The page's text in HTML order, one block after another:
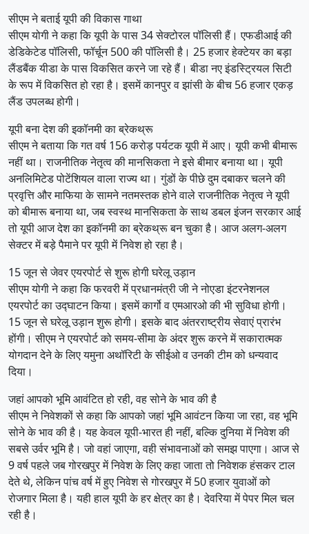
सीएम ने बताई यूपी की विकास गाथा
सीएम योगी ने कहा कि यूपी के पास 34 सेक्टोरल पॉलिसी हैं। एफडीआई की
डेडिकेटेड पॉलिसी, फॉर्चून 500 की पॉलिसी है। 25 हजार हेक्टेयर का बड़ा
लैंडबैंक यीडा के पास विकसित करने जा रहे हैं। बीडा नए इंडस्ट्रियल सिटी
के रूप में विकसित हो रहा है। इसमें कानपुर व झांसी के बीच 56 हजार एकड़
लैंड उपलब्ध होगी।
यूपी बना देश की इकॉनमी का ब्रेकथ्रू
सीएम ने बताया कि गत वर्ष 156 करोड़ पर्यटक यूपी में आए। यूपी कभी बीमारू
नहीं था। राजनीतिक नेतृत्व की मानसिकता ने इसे बीमार बनाया था। यूपी
अनलिमिटेड पोटेंशियल वाला राज्य था। गुंडों के पीछे दुम दबाकर चलने की
प्रवृत्ति और माफिया के सामने नतमस्तक होने वाले राजनीतिक नेतृत्व ने यूपी
को बीमारू बनाया था, जब स्वस्थ मानसिकता के साथ डबल इंजन सरकार आई
तो यूपी आज देश का इकॉनमी का ब्रेकथ्रू बन चुका है। आज अलग-अलग
सेक्टर में बड़े पैमाने पर यूपी में निवेश हो रहा है।
15 जून से जेवर एयरपोर्ट से शुरू होगी घरेलू उड़ान
सीएम योगी ने कहा कि फरवरी में प्रधानमंत्री जी ने नोएडा इंटरनेशनल
एयरपोर्ट का उद्घाटन किया। इसमें कार्गो व एमआरओ की भी सुविधा होगी।
15 जून से घरेलू उड़ान शुरू होगी। इसके बाद अंतरराष्ट्रीय सेवाएं प्रारंभ
होंगी। सीएम ने एयरपोर्ट को समय-सीमा के अंदर शुरू करने में सकारात्मक
योगदान देने के लिए यमुना अथॉरिटी के सीईओ व उनकी टीम को धन्यवाद
दिया।
जहां आपको भूमि आवंटित हो रही, वह सोने के भाव की है
सीएम ने निवेशकों से कहा कि आपको जहां भूमि आवंटन किया जा रहा, वह भूमि
सोने के भाव की है। यह केवल यूपी-भारत ही नहीं, बल्कि दुनिया में निवेश की
सबसे उर्वर भूमि है। जो वहां जाएगा, वही संभावनाओं को समझ पाएगा। आज से
9 वर्ष पहले जब गोरखपुर में निवेश के लिए कहा जाता तो निवेशक हंसकर टाल
देते थे, लेकिन पांच वर्ष में हुए निवेश से गोरखपुर में 50 हजार युवाओं को
रोजगार मिला है। यही हाल यूपी के हर क्षेत्र का है। देवरिया में पेपर मिल चल
रही है।